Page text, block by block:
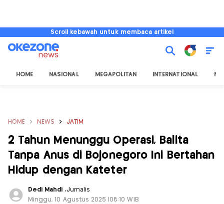
Scroll kebawah untuk membaca artikel
HOME NASIONAL MEGAPOLITAN INTERNATIONAL
HOME NEWS JATIM
2 Tahun Menunggu Operasi, Balita
Tanpa Anus di Bojonegoro Ini Bertahan
Hidup dengan Kateter
Dedi Mahdi ,Jurnalis
Minggu, 10 Agustus 2025 |08:10 WIB